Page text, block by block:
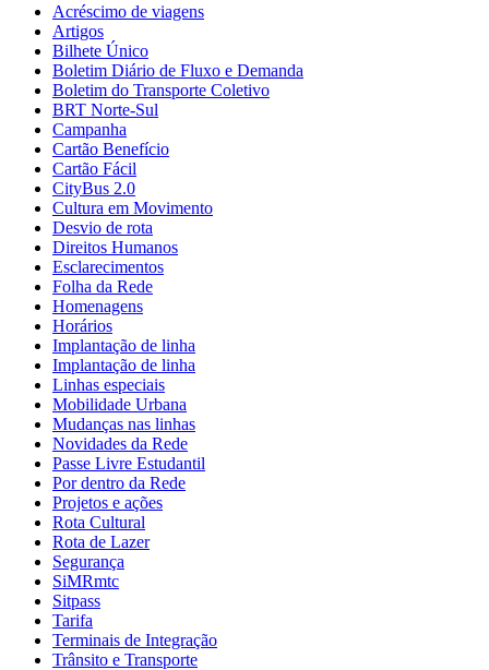
Acréscimo de viagens
Artigos
Bilhete Único
Boletim Diário de Fluxo e Demanda
Boletim do Transporte Coletivo
BRT Norte-Sul
Campanha
Cartão Benefício
Cartão Fácil
CityBus 2.0
Cultura em Movimento
Desvio de rota
Direitos Humanos
Esclarecimentos
Folha da Rede
Homenagens
Horários
Implantação de linha
Implantação de linha
Linhas especiais
Mobilidade Urbana
Mudanças nas linhas
Novidades da Rede
Passe Livre Estudantil
Por dentro da Rede
Projetos e ações
Rota Cultural
Rota de Lazer
Segurança
SiMRmtc
Sitpass
Tarifa
Terminais de Integração
Trânsito e Transporte